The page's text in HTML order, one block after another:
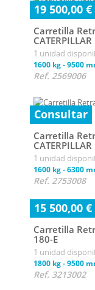
19 500,00 €
Carretilla
1 unidad
1600 kg-9500
Ref. 2569006
Consultar
Carretilla
1 unidad
1600 kg-6300
Ref. 2753008
15 500,00 €
Carretilla
180-E
1 unidad
1800 kg-9500
Ref. 3213002